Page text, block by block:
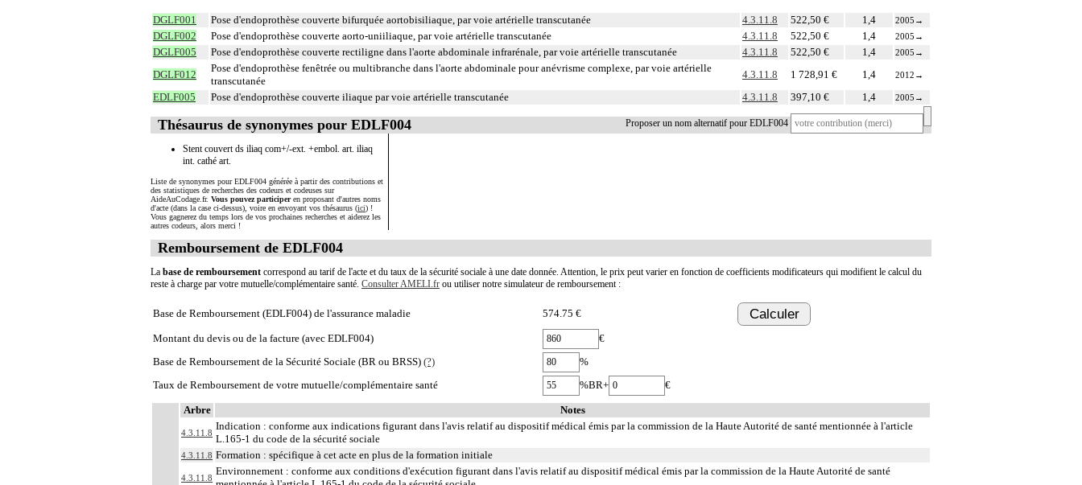
DGLF001 Pose d'endoprothèse couverte bifurquée aortobisiliaque, par voie artérielle transcutanée 4.3.11.8 522,50 € 1,4 2005 →
DGLF002 Pose d'endoprothèse couverte aorto-uniiliaque, par voie artérielle transcutanée 4.3.11.8 522,50 € 1,4 2005 →
DGLF005 Pose d'endoprothèse couverte rectiligne dans l'aorte abdominale infrarénale, par voie artérielle transcutanée 4.3.11.8 522,50 € 1,4 2005 →
DGLF012
Pose d'endoprothèse fenêtrée ou multibranche dans l'aorte abdominale pour anévrisme complexe, par voie artérielle
transcutanée
4.3.11.8 1 728,91 € 1,4 2012 →
EDLF005 Pose d'endoprothèse couverte iliaque par voie artérielle transcutanée 4.3.11.8 397,10 € 1,4 2005 →
Proposer un nom alternatif pour EDLF004
Thésaurus de synonymes pour EDLF004
Stent couvert ds iliaq com+/-ext. +embol. art. iliaq
int. cathé art.
Liste de synonymes pour EDLF004 générée à partir des contributions et
des statistiques de recherches des codeurs et codeuses sur
AideAuCodage.fr. Vous pouvez participeren proposant d'autres noms
d'acte (dans la case ci-dessus), voire en envoyant vos thésaurus (ici) !
Vous gagnerez du temps lors de vos prochaines recherches et aiderez les
autres codeurs, alors merci !
Remboursement de EDLF004
La base de remboursement correspond au tarif de l'acte et du taux de la sécurité sociale à une date donnée. Attention, le prix peut varier en fonction de coefficients modificateurs qui modifient le calcul du
reste à charge par votre mutuelle/complémentaire santé. Consulter AMELI.fr ou utiliser notre simulateur de remboursement :
Base de Remboursement (EDLF004) de l'assurance maladie 574.75 € Calculer
Montant du devis ou de la facture (avec EDLF004)
€
Base de Remboursement de la Sécurité Sociale (BR ou BRSS) (?)
%
Taux de Remboursement de votre mutuelle/complémentaire santé
%BR+ €
Arbre Notes
4.3.11.8
Indication : conforme aux indications figurant dans l'avis relatif au dispositif médical émis par la commission de la Haute Autorité de santé mentionnée à l'article
L.165-1 du code de la sécurité sociale
4.3.11.8 Formation : spécifique à cet acte en plus de la formation initiale
4.3.11.8
Environnement : conforme aux conditions d'exécution figurant dans l'avis relatif au dispositif médical émis par la commission de la Haute Autorité de santé